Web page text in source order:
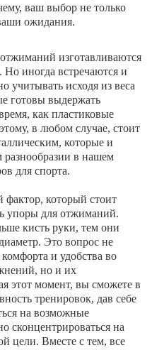
ваш выбор не только
ожидания.
изготавливаются
иногда встречаются и
учитывать исходя из веса
готовы выдержать
как пластиковые
в любом случае, стоит
которые и
в нашем
для спорта.
который стоит
упоры для отжиманий.
кисть руки, тем они
Это вопрос не
и удобства во
но и их
этот момент, вы сможете в
тренировок, дав себе
на возможные
сконцентрироваться на
цели. Вместе с тем, все